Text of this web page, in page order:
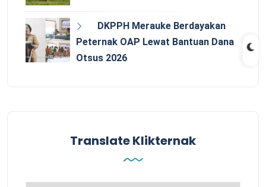
DKPPH Merauke Berdayakan
Peternak OAP Lewat Bantuan Dana
Otsus 2026
Translate Klikternak